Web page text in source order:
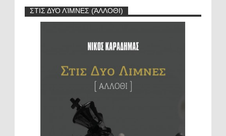
ΣΤΙΣ ΔΥΟ ΛΊΜΝΕΣ (ΆΛΛΟΘΙ)